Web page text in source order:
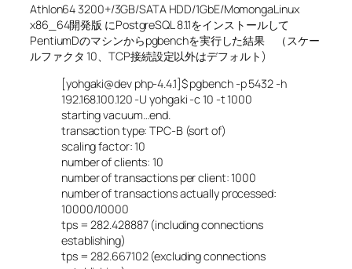
Athlon64 3200+/3GB/SATA HDD/1GbE/MomongaLinux
x86_64開発版 にPostgreSQL 8.1.1をインストールして
PentiumDのマシンからpgbenchを実行した結果 （スケー
ルファクタ 10、TCP接続設定以外はデフォルト)
[yohgaki@dev php-4.4.1]$ pgbench -p 5432 -h
192.168.100.120 -U yohgaki -c 10 -t 1000
starting vacuum…end.
transaction type: TPC-B (sort of)
scaling factor: 10
number of clients: 10
number of transactions per client: 1000
number of transactions actually processed:
10000/10000
tps = 282.428887 (including connections
establishing)
tps = 282.667102 (excluding connections